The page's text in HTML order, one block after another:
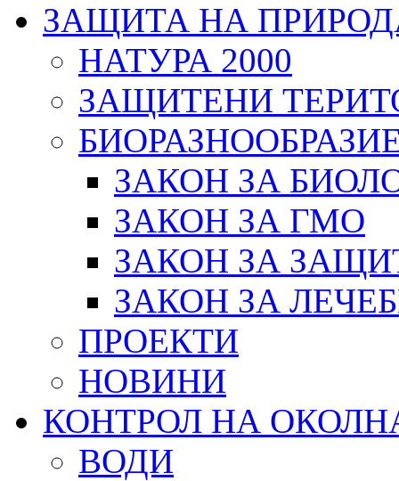
ЗАЩИТА НА
НАТУРА 2000
ЗАЩИТЕНИ
ЗАКОН ЗА
ЗАКОН ЗА ГМО
ЗАКОН ЗА
ЗАКОН ЗА
ПРОЕКТИ
НОВИНИ
КОНТРОЛ НА
ВОДИ